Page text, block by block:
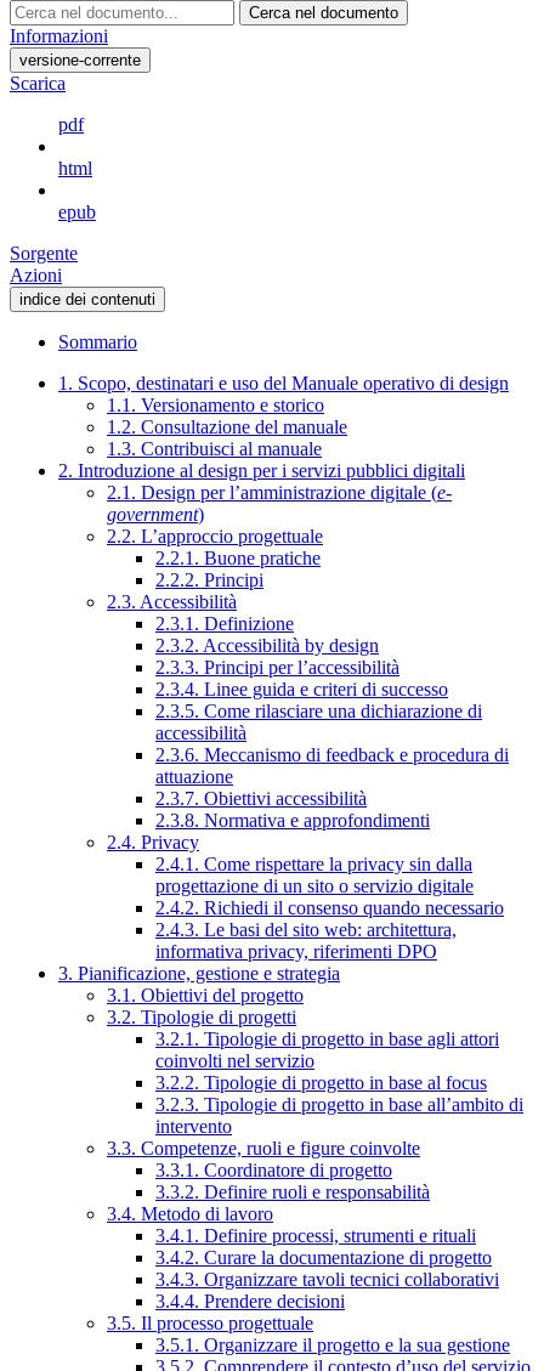
Cerca nel documento
Informazioni
versione-corrente
Scarica
pdf
html
epub
Sorgente
Azioni
indice dei contenuti
Sommario
1. Scopo, destinatari e uso del Manuale operativo di design
1.1. Versionamento e storico
1.2. Consultazione del manuale
1.3. Contribuisci al manuale
2. Introduzione al design per i servizi pubblici digitali
2.1. Design per l’amministrazione digitale (e-
government)
2.2. L’approccio progettuale
2.2.1. Buone pratiche
2.2.2. Principi
2.3. Accessibilità
2.3.1. Definizione
2.3.2. Accessibilità by design
2.3.3. Principi per l’accessibilità
2.3.4. Linee guida e criteri di successo
2.3.5. Come rilasciare una dichiarazione di
accessibilità
2.3.6. Meccanismo di feedback e procedura di
attuazione
2.3.7. Obiettivi accessibilità
2.3.8. Normativa e approfondimenti
2.4. Privacy
2.4.1. Come rispettare la privacy sin dalla
progettazione di un sito o servizio digitale
2.4.2. Richiedi il consenso quando necessario
2.4.3. Le basi del sito web: architettura,
informativa privacy, riferimenti DPO
3. Pianificazione, gestione e strategia
3.1. Obiettivi del progetto
3.2. Tipologie di progetti
3.2.1. Tipologie di progetto in base agli attori
coinvolti nel servizio
3.2.2. Tipologie di progetto in base al focus
3.2.3. Tipologie di progetto in base all’ambito di
intervento
3.3. Competenze, ruoli e figure coinvolte
3.3.1. Coordinatore di progetto
3.3.2. Definire ruoli e responsabilità
3.4. Metodo di lavoro
3.4.1. Definire processi, strumenti e rituali
3.4.2. Curare la documentazione di progetto
3.4.3. Organizzare tavoli tecnici collaborativi
3.4.4. Prendere decisioni
3.5. Il processo progettuale
3.5.1. Organizzare il progetto e la sua gestione
3.5.2. Comprendere il contesto d’uso del servizio